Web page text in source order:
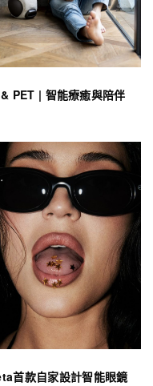
PET | 智能療癒與陪伴
首款自家設計智能眼鏡